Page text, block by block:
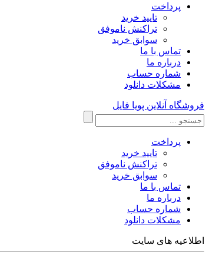
پرداخت
تایید خرید
تراکنش ناموفق
سوابق خرید
تماس با ما
درباره ما
شماره حساب
مشکلات دانلود
فروشگاه آنلاین پویا فایل
پرداخت
تایید خرید
تراکنش ناموفق
سوابق خرید
تماس با ما
درباره ما
شماره حساب
مشکلات دانلود
اطلاعیه های سایت